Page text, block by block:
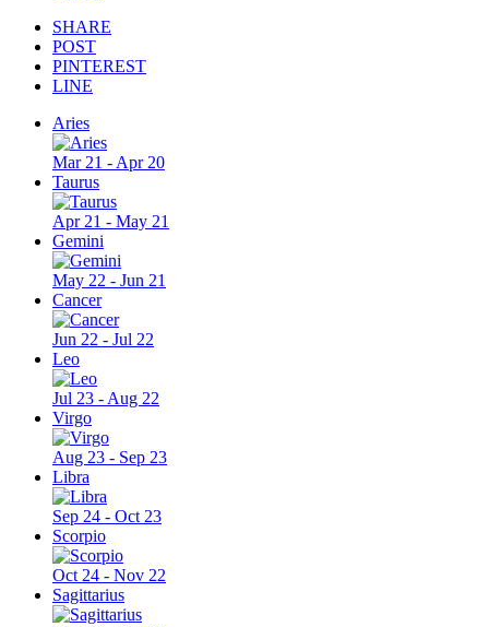
SHARE
POST
PINTEREST
LINE
Aries
Mar 21 - Apr 20
Taurus
Apr 21 - May 21
Gemini
May 22 - Jun 21
Cancer
Jun 22 - Jul 22
Leo
Jul 23 - Aug 22
Virgo
Aug 23 - Sep 23
Libra
Sep 24 - Oct 23
Scorpio
Oct 24 - Nov 22
Sagittarius